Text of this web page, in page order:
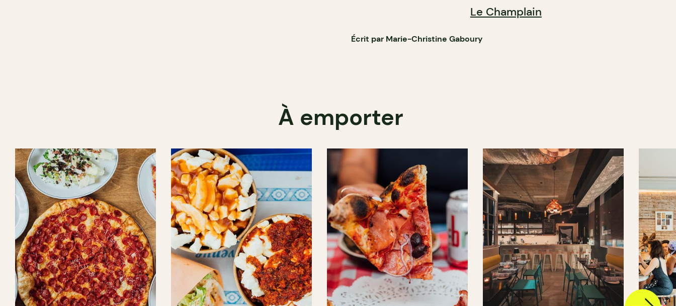
Le Champlain
Écrit par Marie-Christine Gaboury
À emporter